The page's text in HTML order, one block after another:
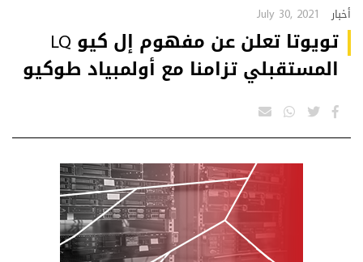
أخبار July 30, 2021
تويوتا تعلن عن مفهوم إل كيو LQ
المستقبلي تزامنا مع أولمبياد طوكيو